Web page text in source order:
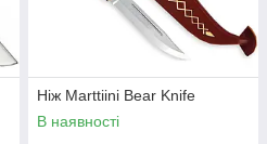
Ніж Marttiini Bear Knife
В наявності